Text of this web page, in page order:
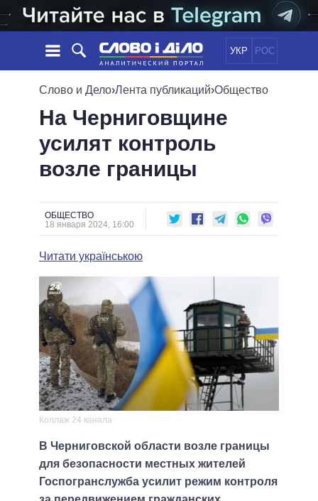
УКР РОС
НОВОСТИ
ЛЕНТА
СОБЫТИЯ
СТАТЬИ
ОБЗОРЫ
ДАЙДЖЕСТЫ
ПОЛИТИКА
ЭКОНОМИКА
ОБЩЕСТВО
МИР
ОБЕЩАНИЯ
ПОЛИТИКИ
ВСЕ ПОЛИТИКИ
ПРЕЗИДЕНТ И ОФИС
ВЕРХОВНАЯ РАДА
МЭРЫ
ВСЕ ПЕРСОНЫ
ИНФОГРАФИКА
ВИДЕО
СРАВНЕНИЕ ПОЛИТИКОВ
Слово и Дело›Лента публикаций›Общество
На Черниговщине
усилят контроль
возле границы
ОБЩЕСТВО
18 января 2024, 16:00
Читати українською
Коллаж 24 канала
В Черниговской области возле границы
для безопасности местных жителей
Госпогранслужба усилит режим контроля